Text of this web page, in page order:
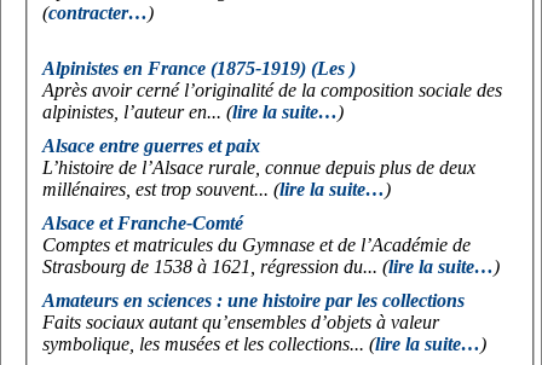
(contracter…)
Alpinistes en France (1875-1919) (Les )
Après avoir cerné l’originalité de la composition sociale des
alpinistes, l’auteur en... (lire la suite…)
Alsace entre guerres et paix
L’histoire de l’Alsace rurale, connue depuis plus de deux
millénaires, est trop souvent... (lire la suite…)
Alsace et Franche-Comté
Comptes et matricules du Gymnase et de l’Académie de
Strasbourg de 1538 à 1621, régression du... (lire la suite…)
Amateurs en sciences : une histoire par les collections
Faits sociaux autant qu’ensembles d’objets à valeur
symbolique, les musées et les collections... (lire la suite…)